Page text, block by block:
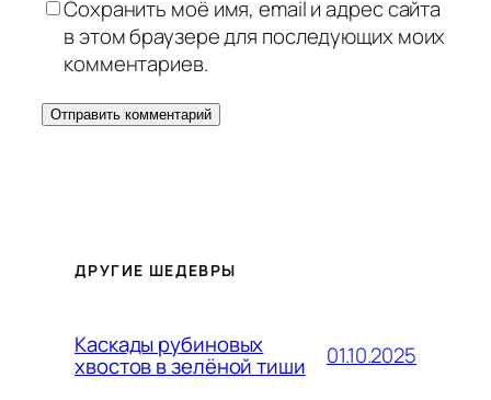
Сохранить моё имя, email и адрес сайта
в этом браузере для последующих моих
комментариев.
ДРУГИЕ ШЕДЕВРЫ
Каскады рубиновых
хвостов в зелёной тиши 01.10.2025